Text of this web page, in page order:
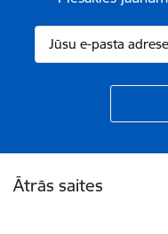
Ātrās saites